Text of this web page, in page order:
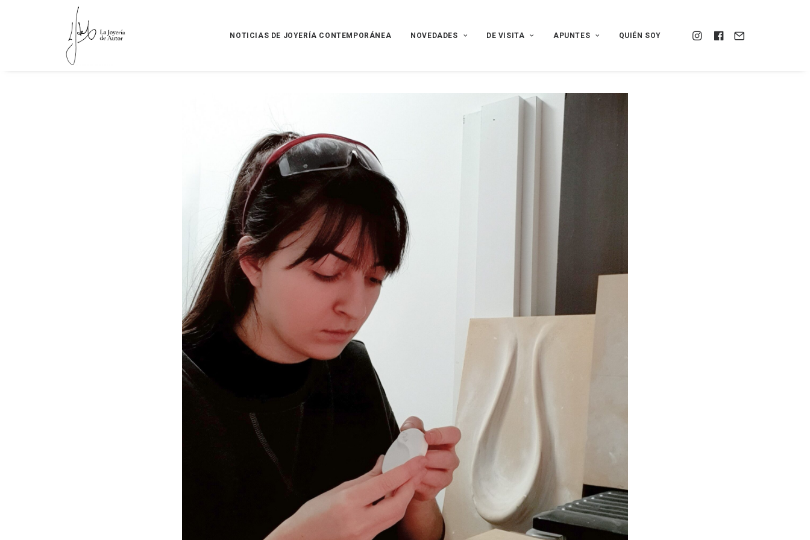
NOTICIAS DE JOYERÍA CONTEMPORÁNEA NOVEDADES DE VISITA APUNTES QUIÉN SOY